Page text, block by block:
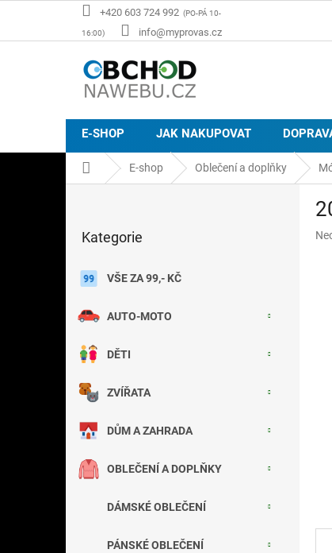
+420 603 724 992
info@myprovas.cz
E-SHOP JAK NAKUPOVAT
Domů E-shop Oblečení a doplňky
kategorie
Kategorie
VŠE ZA 99,- KČ
AUTO-MOTO
DĚTI
ZVÍŘATA
DŮM A ZAHRADA
OBLEČENÍ A DOPLŇKY
DÁMSKÉ OBLEČENÍ
PÁNSKÉ OBLEČENÍ